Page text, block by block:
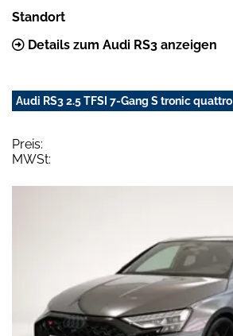
Standort
Details zum Audi RS3 anzeigen
Audi RS3 2.5 TFSI 7-Gang S tronic quattro
Preis:
MWSt: